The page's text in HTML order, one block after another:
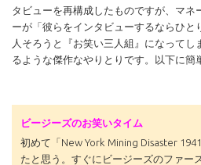
タビューを再構成したものですが、マネ
ーが「彼らをインタビューするならひと
人そろうと『お笑い三人組』になって
るような傑作なやりとりです。以下に簡
ビージーズのお笑いタイム
初めて「New York Mining Disaster
たと思う。すぐにビージーズのファー